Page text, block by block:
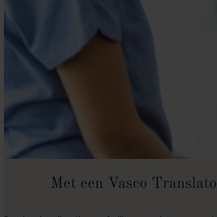
Met een Vasco